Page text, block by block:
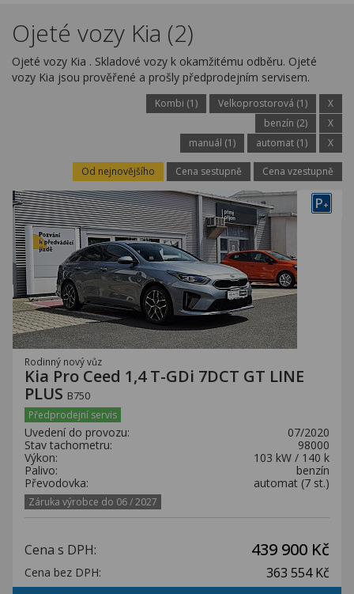
Kontakty
Ojeté vozy Kia (2)
Ojeté vozy Kia . Skladové vozy k okamžitému odběru. Ojeté
vozy Kia jsou prověřené a prošly předprodejním servisem.
Kombi (1) Velkoprostorová (1)
X
benzín (2)
X
manuál (1)
automat (1) X
Od nejnovějšího Cena sestupně Cena vzestupně
P+
Rodinný nový vůz
Kia Pro Ceed 1,4 T-GDi 7DCT GT LINE
PLUS B750
Předprodejní servis
Uvedení do provozu:
07/2020
Stav tachometru:
98000
Výkon:
103 kW / 140 k
Palivo:
benzín
Převodovka:
automat (7 st.)
Záruka výrobce do 06 / 2027
Cena s DPH: 439 900 Kč
Cena bez DPH: 363 554 Kč